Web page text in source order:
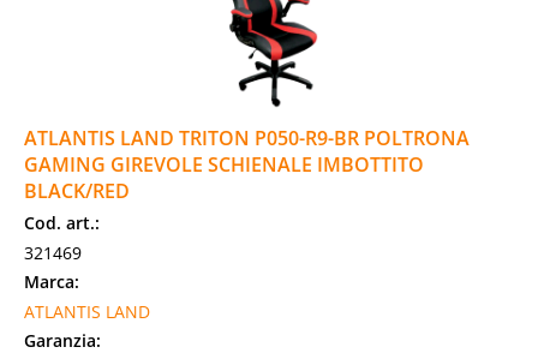
ATLANTIS LAND TRITON P050-R9-BR POLTRONA
GAMING GIREVOLE SCHIENALE IMBOTTITO
BLACK/RED
Cod. art.:
321469
Marca:
ATLANTIS LAND
Garanzia: